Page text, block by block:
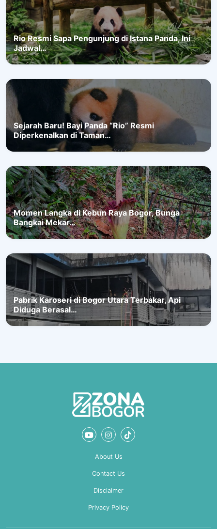
Rio Resmi Sapa Pengunjung di Istana Panda, Ini
Jadwal…
Sejarah Baru! Bayi Panda “Rio” Resmi
Diperkenalkan di Taman…
Momen Langka di Kebun Raya Bogor, Bunga
Bangkai Mekar…
Pabrik Karoseri di Bogor Utara Terbakar, Api
Diduga Berasal…
About Us
Contact Us
Disclaimer
Privacy Policy